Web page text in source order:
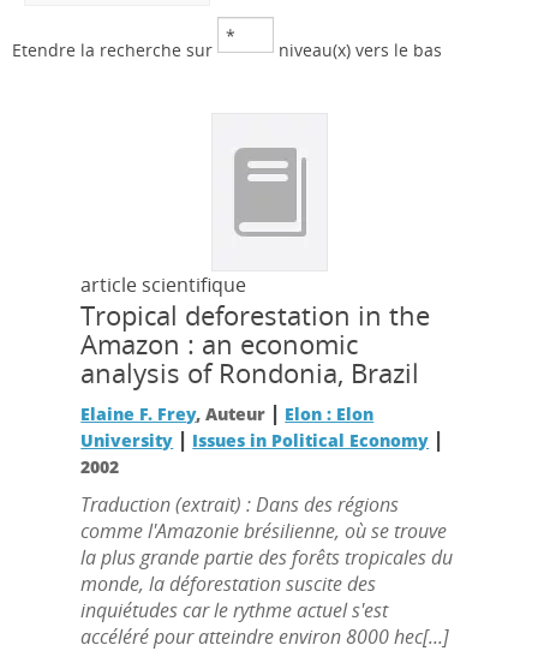
Etendre la recherche sur niveau(x) vers le bas
article scientifique
Tropical deforestation in the
Amazon : an economic
analysis of Rondonia, Brazil
Elaine F. Frey, Auteur | Elon : Elon
University | Issues in Political Economy |
2002
Traduction (extrait) : Dans des régions
comme l'Amazonie brésilienne, où se trouve
la plus grande partie des forêts tropicales du
monde, la déforestation suscite des
inquiétudes car le rythme actuel s'est
accéléré pour atteindre environ 8000 hec[...]